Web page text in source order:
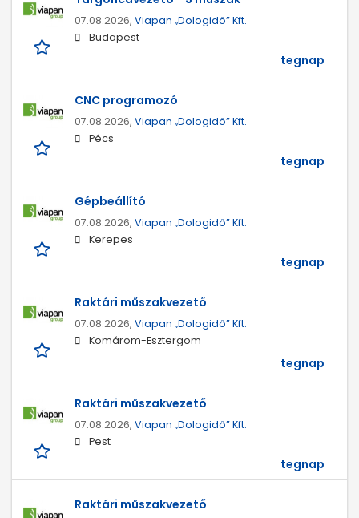
07.08.2026, Viapan „Dologidő” Kft.
Budapest
tegnap
CNC programozó
07.08.2026, Viapan „Dologidő” Kft.
Pécs
tegnap
Gépbeállító
07.08.2026, Viapan „Dologidő” Kft.
Kerepes
tegnap
Raktári műszakvezető
07.08.2026, Viapan „Dologidő” Kft.
Komárom-Esztergom
tegnap
Raktári műszakvezető
07.08.2026, Viapan „Dologidő” Kft.
Pest
tegnap
Raktári műszakvezető